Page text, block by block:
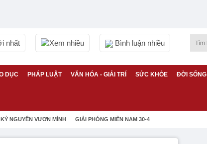
nhất Xem nhiều Bình luận nhiều
DỤC PHÁP LUẬT VĂN HÓA - GIẢI TRÍ SỨC KHỎE ĐỜI SỐNG
KỶ NGUYÊN VƯƠN MÌNH GIẢI PHÓNG MIỀN NAM 30-4